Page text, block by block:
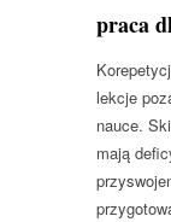
praca
lekcje
nauce.
mają